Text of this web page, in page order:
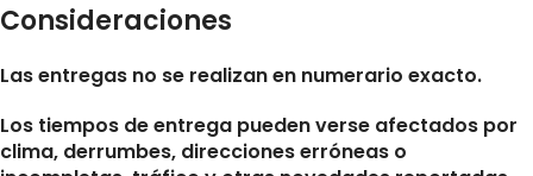
Consideraciones
Las entregas no se realizan en numerario exacto.
Los tiempos de entrega pueden verse afectados por
clima, derrumbes, direcciones erróneas o